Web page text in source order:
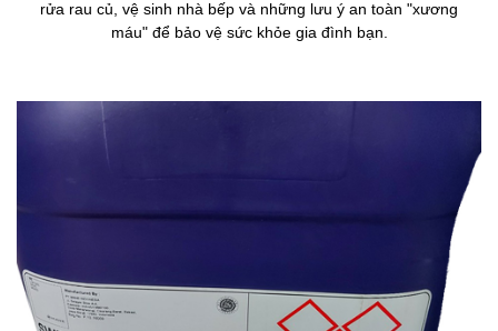
rửa rau củ, vệ sinh nhà bếp và những lưu ý an toàn "xương
máu" để bảo vệ sức khỏe gia đình bạn.